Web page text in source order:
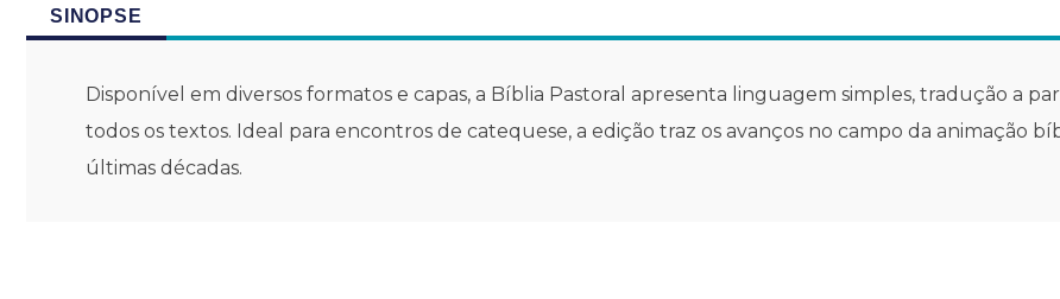
SINOPSE
Disponível em diversos formatos e capas, a Bíblia Pastoral apresenta linguagem simples, tradução a
todos os textos. Ideal para encontros de catequese, a edição traz os avanços no campo da animação
últimas décadas.